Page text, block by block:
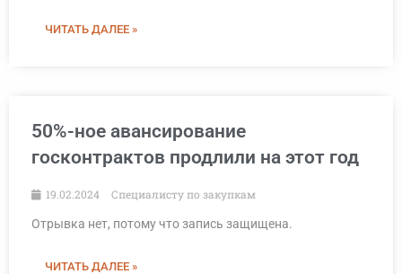
ЧИТАТЬ ДАЛЕЕ »
50%-ное авансирование
госконтрактов продлили на этот год
19.02.2024 Специалисту по закупкам
Отрывка нет, потому что запись защищена.
ЧИТАТЬ ДАЛЕЕ »